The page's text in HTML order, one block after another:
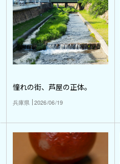
憧れの街、芦屋の正体。
兵庫県 2026/06/19